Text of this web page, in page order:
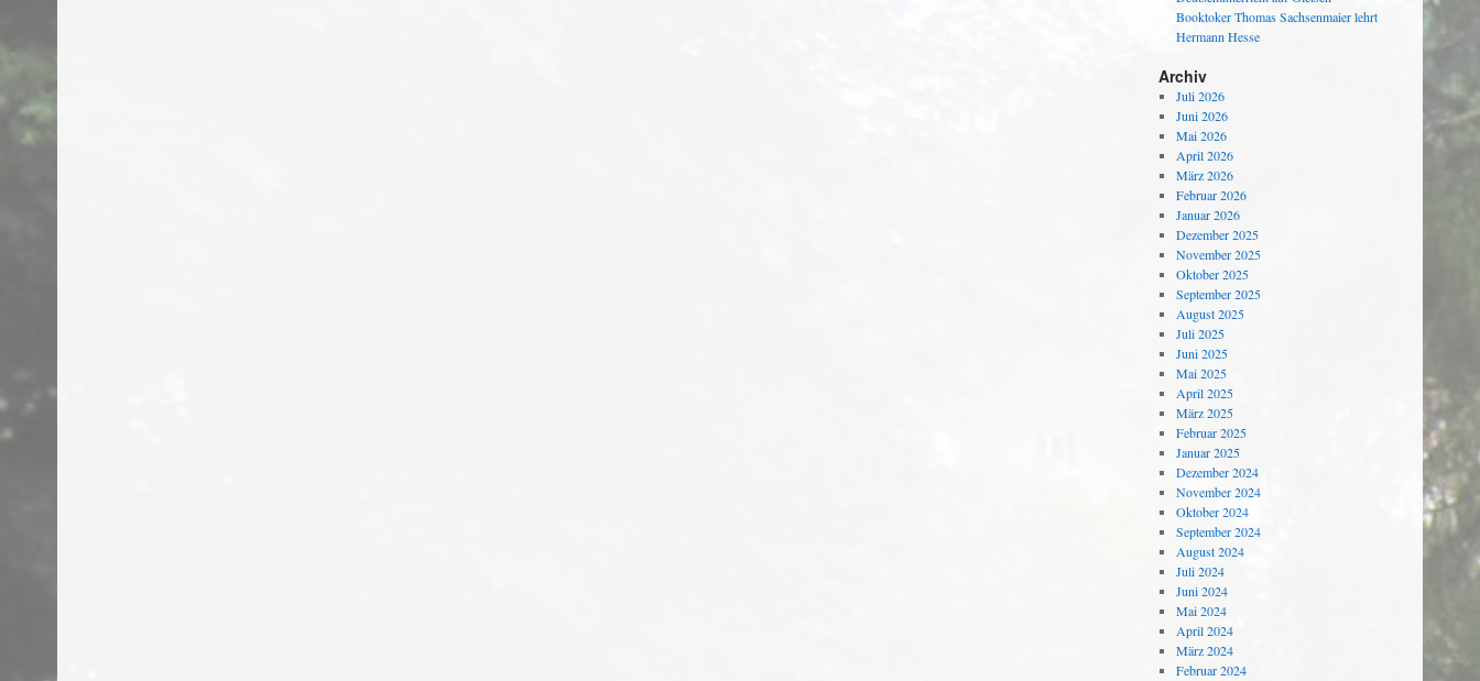
Booktoker Thomas Sachsenmaier lehrt
Hermann Hesse
Archiv
Juli 2026
Juni 2026
Mai 2026
April 2026
März 2026
Februar 2026
Januar 2026
Dezember 2025
November 2025
Oktober 2025
September 2025
August 2025
Juli 2025
Juni 2025
Mai 2025
April 2025
März 2025
Februar 2025
Januar 2025
Dezember 2024
November 2024
Oktober 2024
September 2024
August 2024
Juli 2024
Juni 2024
Mai 2024
April 2024
März 2024
Februar 2024